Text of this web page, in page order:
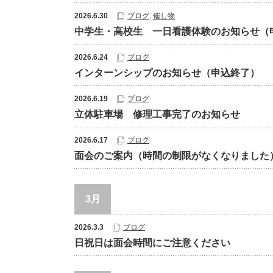
2026.6.30 ブログ, 催し物
中学生・高校生 一日看護体験のお知らせ（
2026.6.24 ブログ
インターンシップのお知らせ（申込終了）
2026.6.19 ブログ
立体駐車場 修理工事完了のお知らせ
2026.6.17 ブログ
面会のご案内（時間の制限がなくなりました
3月
2026.3.3 ブログ
日祝日は面会時間にご注意ください